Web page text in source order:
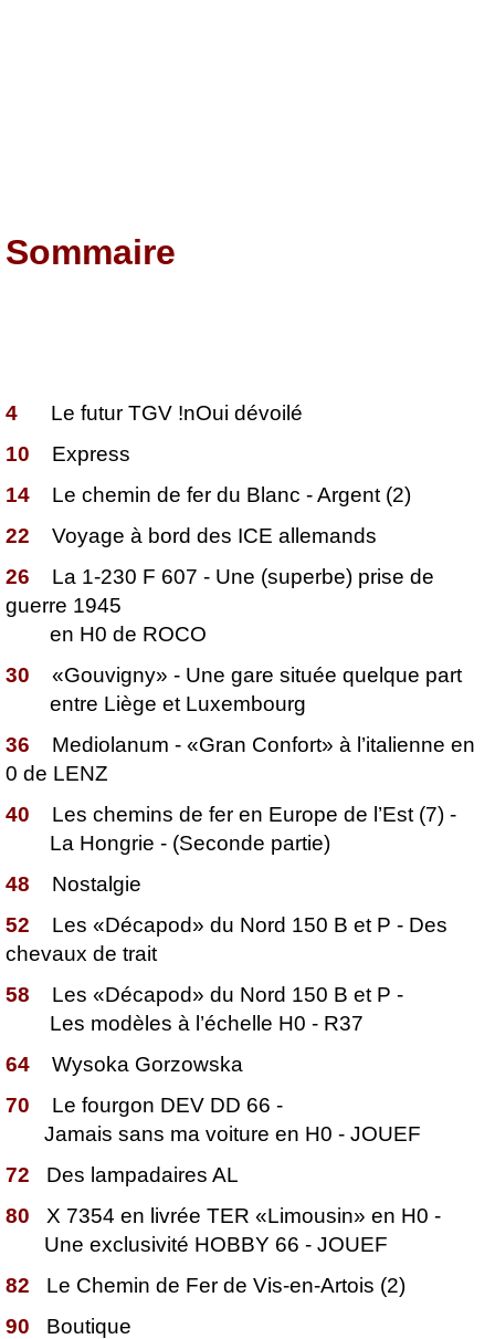
Sommaire
4 Le futur TGV !nOui dévoilé
10 Express
14 Le chemin de fer du Blanc - Argent (2)
22 Voyage à bord des ICE allemands
26 La 1-230 F 607 - Une (superbe) prise de
guerre 1945
en H0 de ROCO
30 «Gouvigny» - Une gare située quelque part
entre Liège et Luxembourg
36 Mediolanum - «Gran Confort» à l’italienne en
0 de LENZ
40 Les chemins de fer en Europe de l’Est (7) -
La Hongrie - (Seconde partie)
48 Nostalgie
52 Les «Décapod» du Nord 150 B et P - Des
chevaux de trait
58 Les «Décapod» du Nord 150 B et P -
Les modèles à l’échelle H0 - R37
64 Wysoka Gorzowska
70 Le fourgon DEV DD 66 -
Jamais sans ma voiture en H0 - JOUEF
72 Des lampadaires AL
80 X 7354 en livrée TER «Limousin» en H0 -
Une exclusivité HOBBY 66 - JOUEF
82 Le Chemin de Fer de Vis-en-Artois (2)
90 Boutique